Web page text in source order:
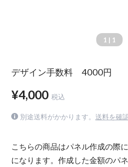
1 | 1
デザイン手数料 4000円
¥4,000 税込
別途送料がかかります。 送料を確
こちらの商品はパネル作成の際
になります。作成した金額のパ